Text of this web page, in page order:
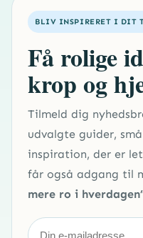
BLIV INSPIRERET I DIT
Få rolige
krop og
Tilmeld dig
udvalgte guider,
inspiration, der er
får også adgang til
mere ro i